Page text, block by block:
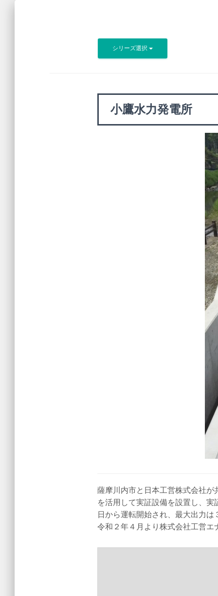
シリーズ選択
小鷹水力発電所
薩摩川内市と日本工営株式会社
を活用して実証設備を設置し、
日から運転開始され、最大出力
令和２年４月より株式会社工営